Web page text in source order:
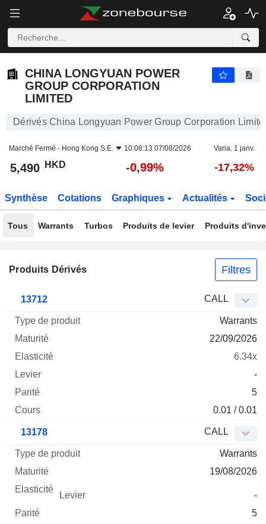
CHINA LONGYUAN POWER
GROUP CORPORATION
LIMITED
Dérivés China Longyuan Power Group Corporation
Marché Fermé - Hong Kong S.E. 10:08:13 07/08/2026 Varia. 1 janv.
5,490 HKD -0,99% -17,32%
Synthèse Cotations Graphiques Actualités
Tous Warrants Turbos Produits de levier Produits
Produits Dérivés Filtres
Mnemo Type produit
Parité
13712 CALL
Warrants
22/09/2026
6.34x
-
5
0.01 / 0.01
13178 CALL
Warrants
19/08/2026
-
5